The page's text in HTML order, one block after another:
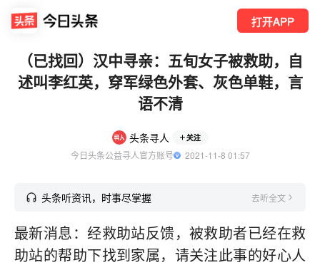
打开APP
（已找回）汉中寻亲：五旬女子被救助，自
述叫李红英，穿军绿色外套、灰色单鞋，言
语不清
头条寻人 关注
今日头条公益寻人官方账号
  2021-11-8 01:57
头条听资讯，时事尽掌握 去听全文
最新消息：经救助站反馈，被救助者已经在救
助站的帮助下找到家属，请关注此事的好心人